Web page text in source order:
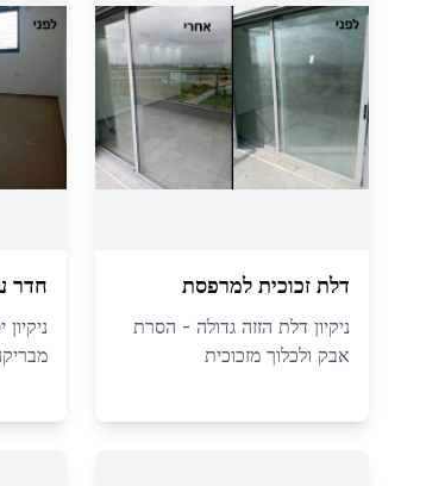
דלת זכוכית למרפסת
ניקיון דלת הזזה גדולה - הסרת
אבק ולכלוך מזכוכית
חדר